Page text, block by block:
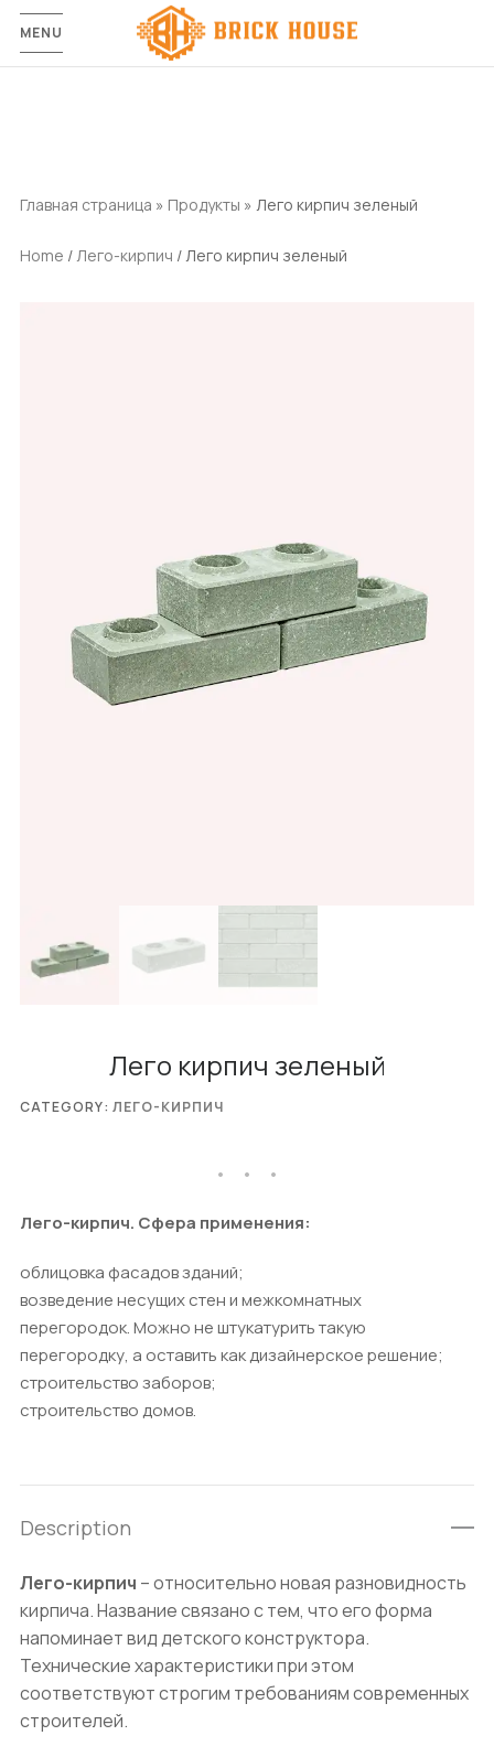
MENU
Главная страница » Продукты » Лего кирпич зеленый
Home /Лего-кирпич / Лего кирпич зеленый
Лего кирпич зеленый
Лего-кирпич. Сфера применения:
облицовка фасадов зданий;
возведение несущих стен и межкомнатных
перегородок. Можно не штукатурить такую
перегородку, а оставить как дизайнерское решение;
строительство заборов;
строительство домов.
CATEGORY: ЛЕГО-КИРПИЧ
Description
Лего-кирпич – относительно новая разновидность
кирпича. Название связано с тем, что его форма
напоминает вид детского конструктора.
Технические характеристики при этом
соответствуют строгим требованиям современных
строителей.